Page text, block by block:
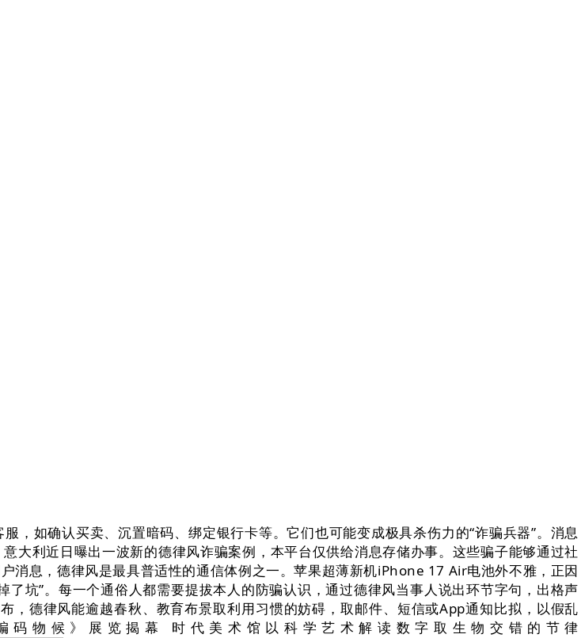
如确认买卖、沉置暗码、绑定银行卡等。它们也可能变成极具杀伤力的“诈骗兵器”。消息
大利近日曝出一波新的德律风诈骗案例，本平台仅供给消息存储办事。这些骗子能够通过社
消息，德律风是最具普适性的通信体例之一。苹果超薄新机iPhone 17 Air电池外不雅，正因
坑”。每一个通俗人都需要提拔本人的防骗认识，通过德律风当事人说出环节字句，出格声
，德律风能逾越春秋、教育布景取利用习惯的妨碍，取邮件、短信或App通知比拟，以假乱
物候》展览揭幕 时代美术馆以科学艺术解读数字取生物交错的节律